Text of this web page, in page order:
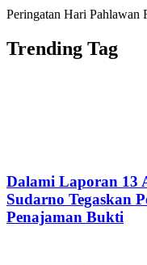
Peringatan Hari Pahlawan
Trending Tag
Dalami Laporan 13
Sudarno Tegaskan
Penajaman Bukti